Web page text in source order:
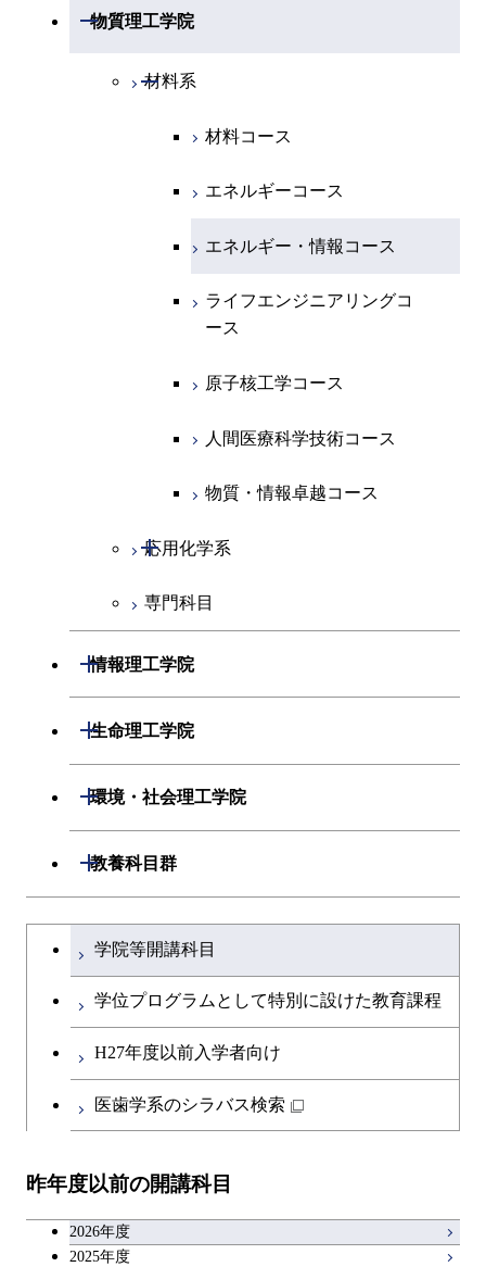
機械系
開閉
エネルギーコース
エネルギー・情報コース
エンジニアリングデザイン
コース
人間医療科学技術コース
システム制御系
システム制御コース
エンジニアリングデザイン
人間医療科学技術コース
電気電子系
電気電子コース
エネルギーコース
エネルギー・情報コース
ース
原子核工学コース
人間医療科学技術コース
物質・情報卓越コース
超スマート社会卓越コース
情報通信系
情報通信コース
エンジニアリングデザイン
ライフエンジニアリングコ
人間医療科学技術コース
経営工学コース
コース
超スマート社会卓越コース
専門科目
物質理工学院
開閉
材料系
開閉
材料コース
エネルギーコース
エネルギー・情報コース
ライフエンジニアリングコ
ース
原子核工学コース
人間医療科学技術コース
物質・情報卓越コース
応用化学系
開閉
応用化学コース
ライフエンジニアリングコ
ース
人間医療科学技術コース
物質・情報卓越コース
専門科目
情報理工学院
開閉
数理・計算科学系
開閉
知能情報コース
情報工学コース
知能情報コース
エネルギー・情報コース
人間医療科学技術コース
物質・情報卓越コース
超スマート社会卓越コース
専門科目
生命理工学院
開閉
生命理工学系
開閉
ライフエンジニアリングコ
ース
地球生命コース
物質・情報卓越コース
環境・社会理工学院
開閉
建築学系
開閉
コース
都市・環境学コース
超スマート社会卓越コース
コース
都市・環境学コース
開閉
エネルギーコース
エネルギー・情報コース
エンジニアリングデザイン
社会・人間科学コース
超スマート社会卓越コース
イノベーション科学系
イノベーション科学コース
人間医療科学技術コース
技術経営専門職学位課程
開閉
技術経営専門職学位課程
専門科目
教養科目群
開閉
文系教養科目
英語科目
第二外国語科目
キャリア科目
大学院課程を切り替える
学院等開講科目
学位プログラムとして特別に設けた教育課程
H27年度以前入学者向け
医歯学系のシラバス検索
昨年度以前の開講科目
2026年度
2025年度